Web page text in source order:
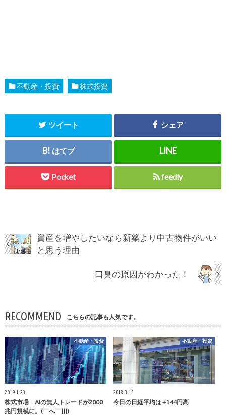
不動産・投資 株式投資
ツイート シェア
はてブ
Pocket feedly
資産を増やしたいなら新築より中古物件がいい
と思う理由
口臭の原因がわかった！
RECOMMEND こちらの記事も人気です。
不動産・投資
2019.1.23
株式市場 AIの無人トレードが2000
兆円規模に。(￣へ￣|||)
不動産・投資
2018.3.13
今日の日経平均は +144円高